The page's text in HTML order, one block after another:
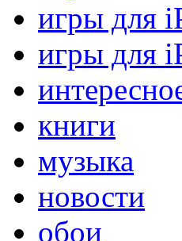
игры для
игры для
книги
музыка
новости
обои